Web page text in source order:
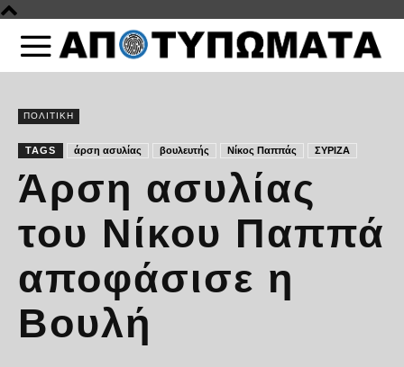
ΠΟΛΙΤΙΚΗ
TAGS άρση ασυλίας βουλευτής Νίκος Παππάς ΣΥΡΙΖΑ
Άρση ασυλίας
του Νίκου Παππά
αποφάσισε η
Βουλή